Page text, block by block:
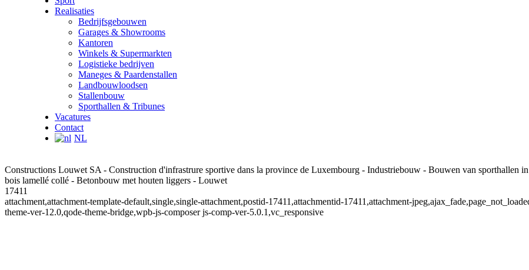
Realisaties
Bedrijfsgebouwen
Garages & Showrooms
Kantoren
Winkels & Supermarkten
Logistieke bedrijven
Maneges & Paardenstallen
Landbouwloodsen
Stallenbouw
Sporthallen & Tribunes
Vacatures
Contact
NL
Constructions Louwet SA - Construction d'infrastrure sportive dans la province de Luxembourg - Industriebouw - Bouwen van sporthallen
bois lamellé collé - Betonbouw met houten liggers - Louwet
17411
attachment,attachment-template-default,single,single-attachment,postid-17411,attachmentid-17411,attachment-
theme-ver-12.0,qode-theme-bridge,wpb-js-composer js-comp-ver-5.0.1,vc_responsive